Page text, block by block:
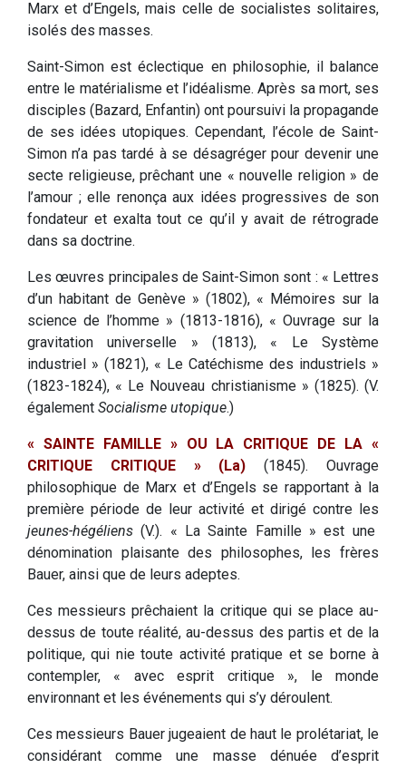
Marx et d’Engels, mais celle de socialistes solitaires,
isolés des masses.
Saint-Simon est éclectique en philosophie, il balance
entre le matérialisme et l’idéalisme. Après sa mort, ses
disciples (Bazard, Enfantin) ont poursuivi la propagande
de ses idées utopiques. Cependant, l’école de Saint-
Simon n’a pas tardé à se désagréger pour devenir une
secte religieuse, prêchant une « nouvelle religion » de
l’amour ; elle renonça aux idées progressives de son
fondateur et exalta tout ce qu’il y avait de rétrograde
dans sa doctrine.
Les œuvres principales de Saint-Simon sont : « Lettres
d’un habitant de Genève » (1802), « Mémoires sur la
science de l’homme » (1813-1816), « Ouvrage sur la
gravitation universelle » (1813), « Le Système
industriel » (1821), « Le Catéchisme des industriels »
(1823-1824), « Le Nouveau christianisme » (1825). (V.
également Socialisme utopique.)
« SAINTE FAMILLE » OU LA CRITIQUE DE LA «
CRITIQUE CRITIQUE » (La) (1845). Ouvrage
philosophique de Marx et d’Engels se rapportant à la
première période de leur activité et dirigé contre les
jeunes-hégéliens (V.). « La Sainte Famille » est une
dénomination plaisante des philosophes, les frères
Bauer, ainsi que de leurs adeptes.
Ces messieurs prêchaient la critique qui se place au-
dessus de toute réalité, au-dessus des partis et de la
politique, qui nie toute activité pratique et se borne à
contempler, « avec esprit critique », le monde
environnant et les événements qui s’y déroulent.
Ces messieurs Bauer jugeaient de haut le prolétariat, le
considérant comme une masse dénuée d’esprit